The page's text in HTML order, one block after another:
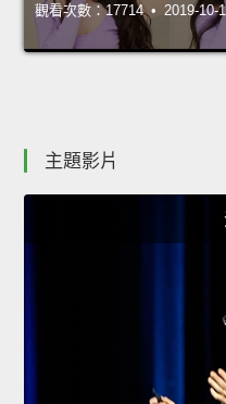
觀看次數：17714 • 2019-10-
主題影片